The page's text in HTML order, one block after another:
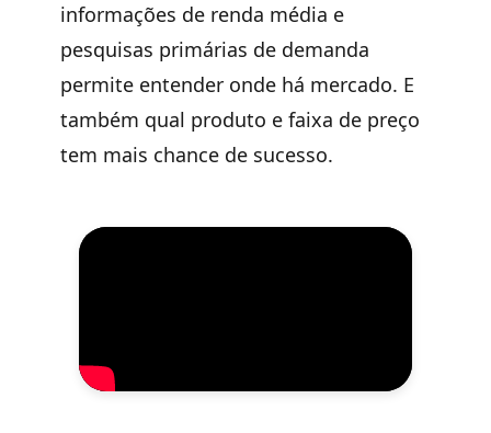
informações de renda média e
pesquisas primárias de demanda
permite entender onde há mercado. E
também qual produto e faixa de preço
tem mais chance de sucesso.